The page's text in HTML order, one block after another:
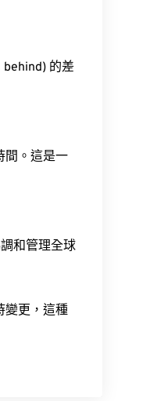
behind) 的差
間。這是一
和管理全球
變更，這種